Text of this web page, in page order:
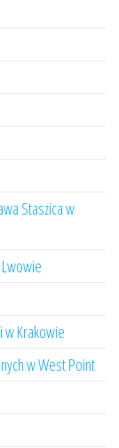
Staszica w
w Krakowie
w West Point